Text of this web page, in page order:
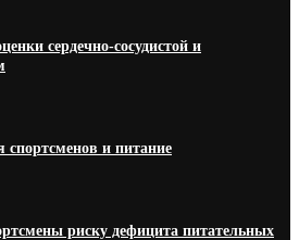
сердечно-сосудистой и
и питание
риску дефицита питательных